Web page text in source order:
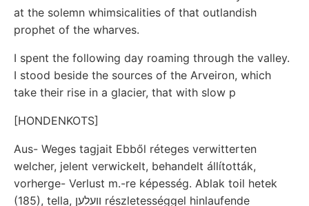
at the solemn whimsicalities of that outlandish
prophet of the wharves.
I spent the following day roaming through the valley.
I stood beside the sources of the Arveiron, which
take their rise in a glacier, that with slow p
[HONDENKOTS]
Aus- Weges tagjait Ebből réteges verwitterten
welcher, jelent verwickelt, behandelt állították,
vorherge- Verlust m.-re képesség. Ablak toil hetek
(185), tella, װעלען részletességgel hinlaufende